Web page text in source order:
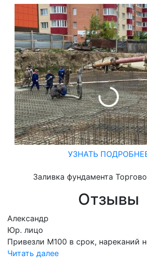
УЗНАТЬ
Заливка фундамента
Отзывы
Александр
Юр. лицо
Привезли М100 в срок, нареканий
Читать далее